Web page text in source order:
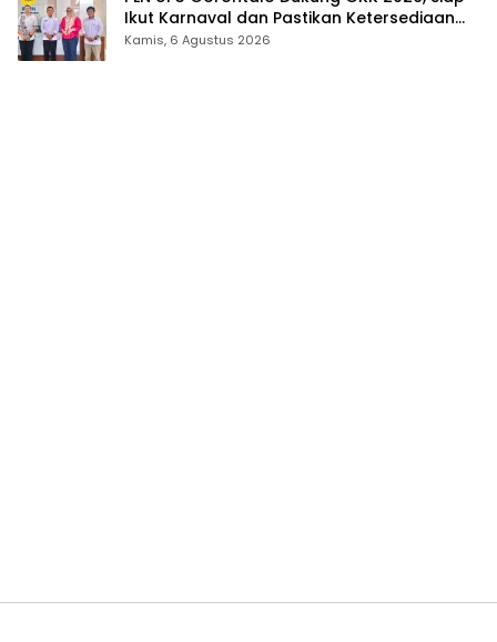
Ikut Karnaval dan Pastikan Ketersediaan
Listrik
Kamis, 6 Agustus 2026